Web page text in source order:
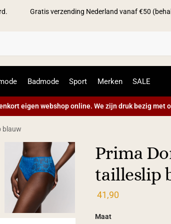
Gratis verzending Nederland vanaf €50
Badmode Sport Merken SALE
eigen webshop online. We zijn druk bezig met
blauw
Prima
tailleslip
41,90
Maat